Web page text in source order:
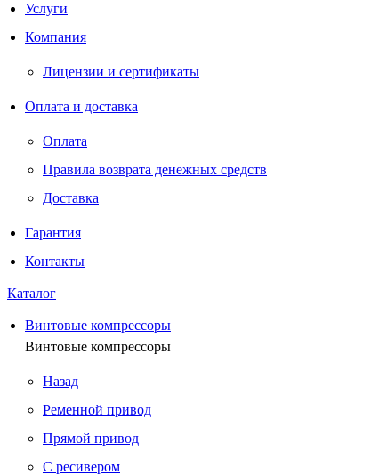
Услуги
Компания
Лицензии и сертификаты
Оплата и доставка
Оплата
Правила возврата денежных средств
Доставка
Гарантия
Контакты
Каталог
Винтовые компрессоры
Винтовые компрессоры
Назад
Ременной привод
Прямой привод
С ресивером